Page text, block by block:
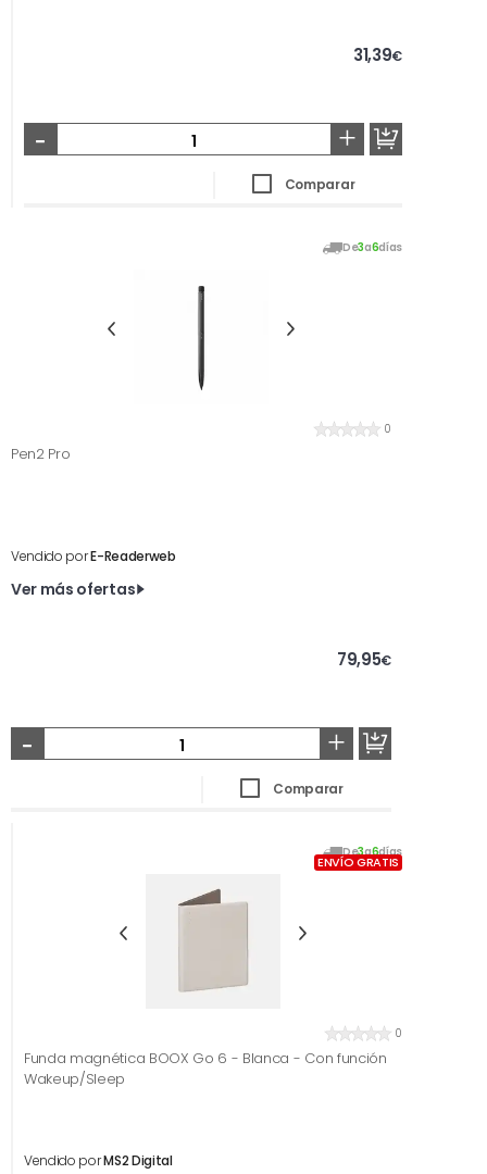
31,39€
- +
Comparar
De3a6días
0
Pen2 Pro
Vendido porE-Readerweb
Ver más ofertas
79,95€
- +
Comparar
De3a6días
ENVÍO GRATIS
0
Funda magnética BOOX Go 6 - Blanca - Con función
Wakeup/Sleep
Vendido porMS2 Digital